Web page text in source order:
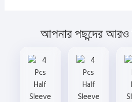
আপনার পছন্দের আরও